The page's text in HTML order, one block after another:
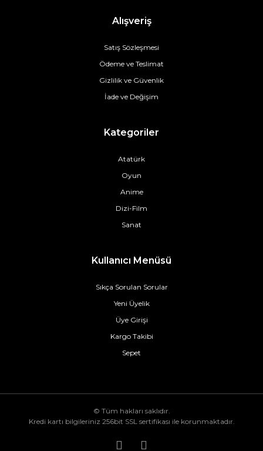
Alışveriş
Satış Sözleşmesi
Ödeme ve Teslimat
Gizlilik ve Güvenlik
İade ve Değişim
Kategoriler
Atatürk
Oyun
Anime
Dizi-Film
Sanat
Kullanıcı Menüsü
Sıkça Sorulan Sorular
Yeni Üyelik
Üye Girişi
Kargo Takibi
Sepet
© Tüm hakları saklıdır.
Kredi kartı bilgileriniz 256bit SSL sertifikası ile korunmaktadır.